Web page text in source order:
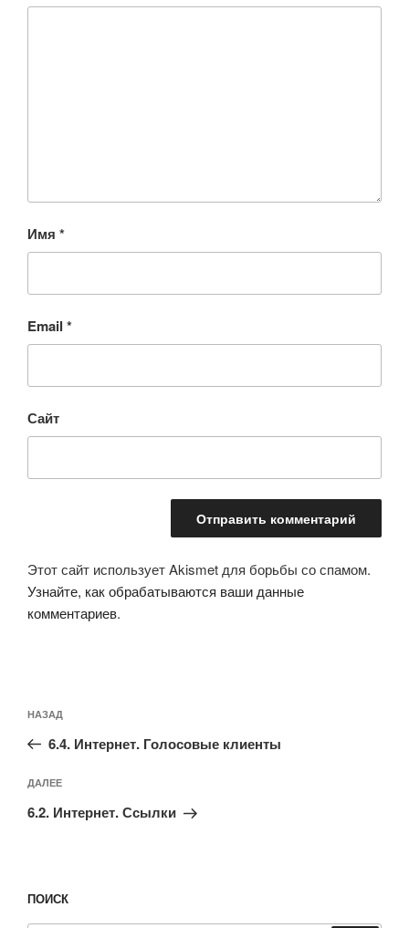
Имя *
Email *
Сайт
Этот сайт использует Akismet для борьбы со спамом.
Узнайте, как обрабатываются ваши данные
комментариев.
по
записям
Предыдущая
запись:
НАЗАД
6.4. Интернет. Голосовые клиенты
Следующая
запись
ДАЛЕЕ
6.2. Интернет. Ссылки
ПОИСК